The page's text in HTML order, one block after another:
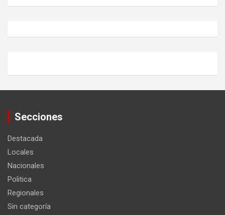
Secciones
Destacada
Locales
Nacionales
Politica
Regionales
Sin categoría